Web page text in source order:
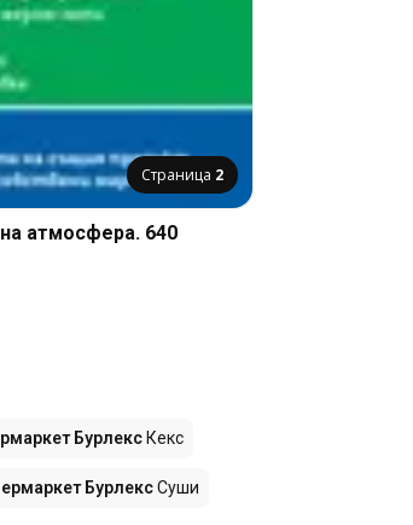
Страница 2
атмосфера. 640
Бурлекс Кекс
БурлексСуши